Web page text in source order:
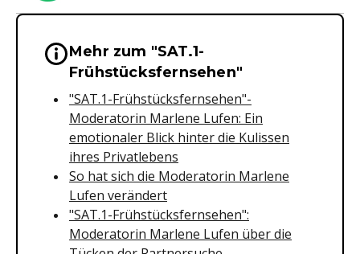
Wichtige Hinweise &
Mehr zum "SAT.1-
Frühstücksfernsehen"
"SAT.1-Frühstücksfernsehen"-
Moderatorin Marlene Lufen: Ein
emotionaler Blick hinter die Kulissen
ihres Privatlebens
So hat sich die Moderatorin Marlene
Lufen verändert
"SAT.1-Frühstücksfernsehen":
Moderatorin Marlene Lufen über die